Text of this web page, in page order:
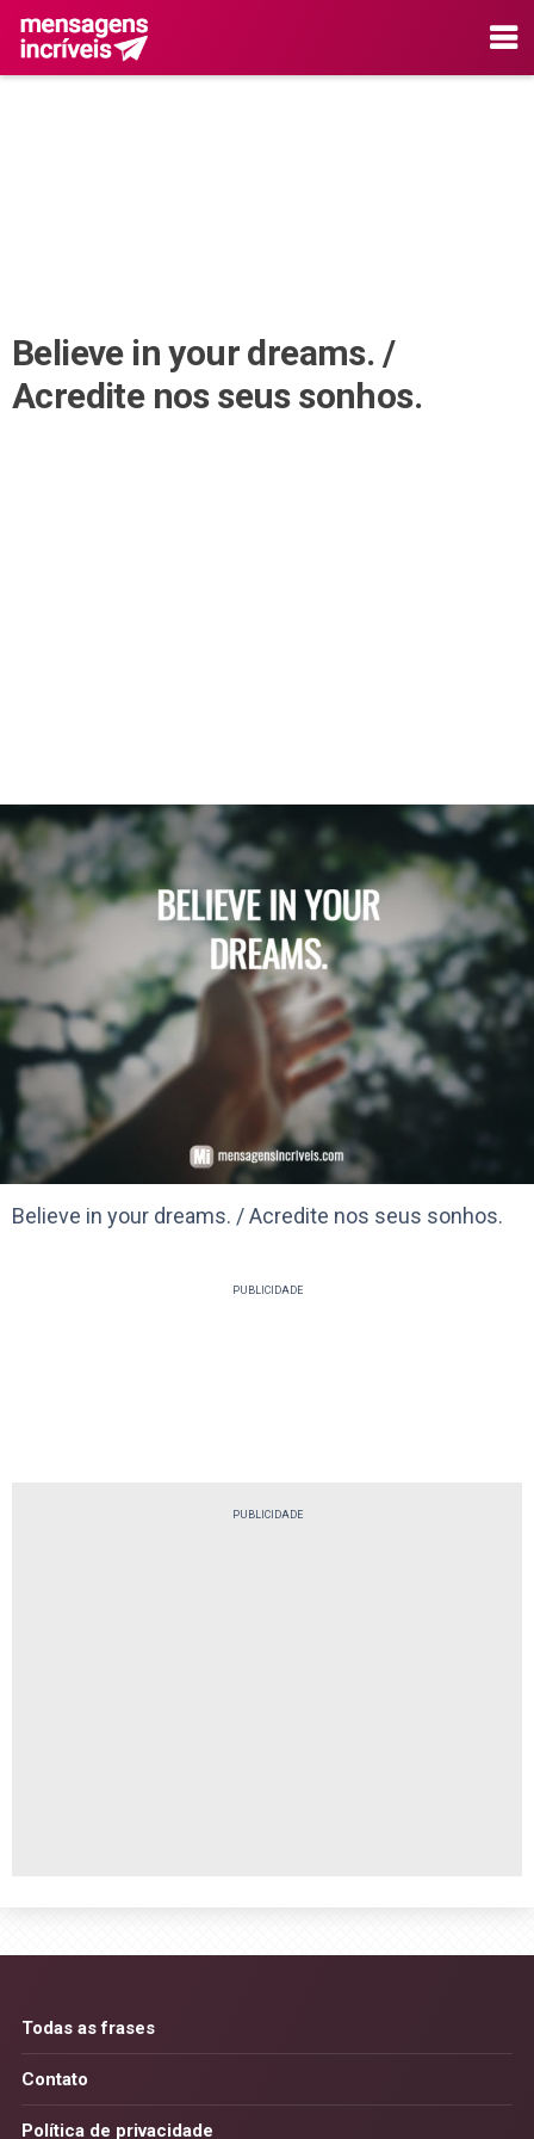
Believe in your dreams. /
Acredite nos seus sonhos.
Believe in your dreams. / Acredite nos seus sonhos.
PUBLICIDADE
PUBLICIDADE
Todas as frases
Contato
Política de privacidade